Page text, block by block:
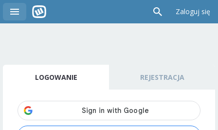
Zaloguj się
LOGOWANIE REJESTRACJA